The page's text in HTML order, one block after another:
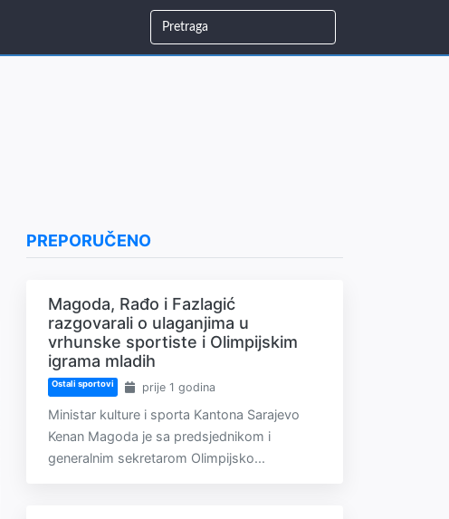
PREPORUČENO
Magoda, Rađo i Fazlagić
razgovarali o ulaganjima u
vrhunske sportiste i Olimpijskim
igrama mladih
Ostali sportovi prije 1 godina
Ministar kulture i sporta Kantona Sarajevo
Kenan Magoda je sa predsjednikom i
generalnim sekretarom Olimpijsko...